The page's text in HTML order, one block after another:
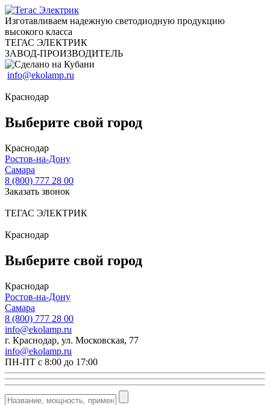
Изготавливаем надежную светодиодную продукцию
высокого класса
ТЕГАС ЭЛЕКТРИК
ЗАВОД-ПРОИЗВОДИТЕЛЬ
info@ekolamp.ru
Краснодар
Выберите свой город
Краснодар
Ростов-на-Дону
Самара
8 (800) 777 28 00
Заказать звонок
ТЕГАС ЭЛЕКТРИК
Краснодар
Выберите свой город
Краснодар
Ростов-на-Дону
Самара
8 (800) 777 28 00
info@ekolamp.ru
г. Краснодар, ул. Московская, 77
info@ekolamp.ru
ПН-ПТ с 8:00 до 17:00